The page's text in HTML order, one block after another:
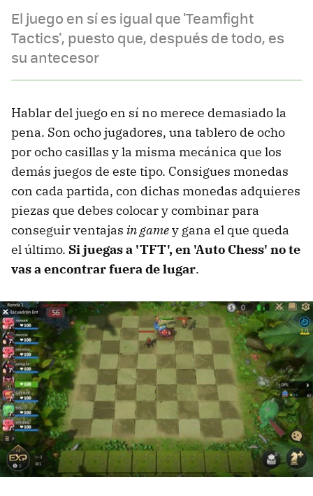
El juego en sí es igual que 'Teamfight
Tactics', puesto que, después de todo, es
su antecesor
Hablar del juego en sí no merece demasiado la
pena. Son ocho jugadores, una tablero de ocho
por ocho casillas y la misma mecánica que los
demás juegos de este tipo. Consigues monedas
con cada partida, con dichas monedas adquieres
piezas que debes colocar y combinar para
conseguir ventajas in gamey gana el que queda
el último. Si juegas a 'TFT', en 'Auto Chess' no te
vas a encontrar fuera de lugar.